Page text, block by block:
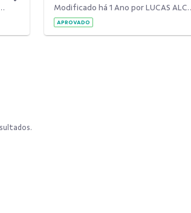
CRISTINA RODRIGUES DOS SANTOS.
Modificado há 1 Ano
APROVADO